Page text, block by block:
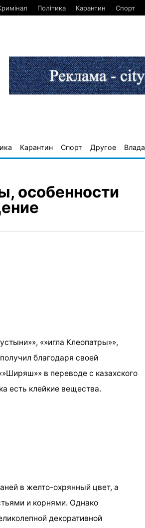
Політика Карантин Спорт
Карантин Спорт Другое Влада
особенности
«»игла Клеопатры»»,
благодаря своей
в переводе с казахского
есть клейкие вещества.
в желто-охрянный цвет, а
и корнями. Однако
декоративной